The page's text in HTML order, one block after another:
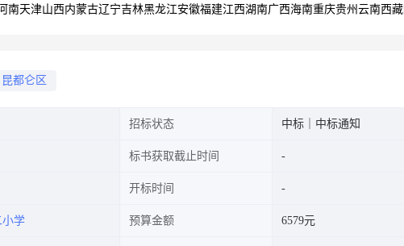
南天津山西内蒙古辽宁吉林黑龙江安徽福建江西湖南广西海南重庆贵州 云南西藏
昆都仑区
招标状态 中标｜中标通知
标书获取截止时间
开标时间
小学 预算金额 6579元